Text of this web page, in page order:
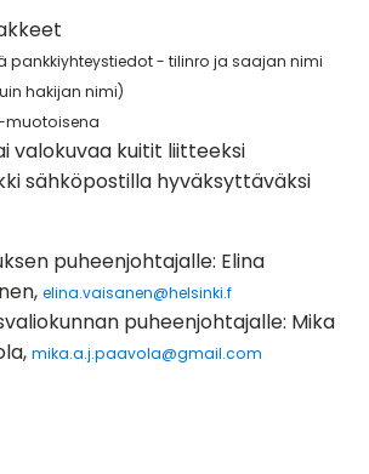
pankkiyhteystiedot - tilinro ja saajan nimi
hakijan nimi)
muotoisena
valokuvaa kuitit liitteeksi
sähköpostilla hyväksyttäväksi
puheenjohtajalle: Elina
elina.vaisanen@helsinki.f
puheenjohtajalle: Mika
mika.a.j.paavola@gmail.com